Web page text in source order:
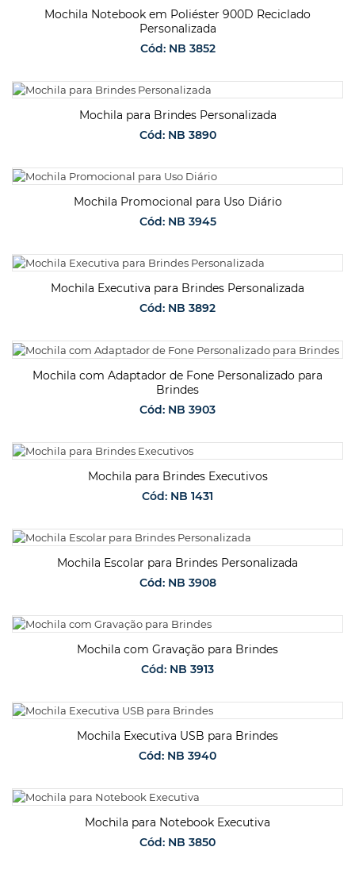
Mochila Notebook em Poliéster 900D Reciclado
Personalizada
Cód: NB 3852
SOLICITAR ORÇAMENTO
Mochila para Brindes Personalizada
Cód: NB 3890
SOLICITAR ORÇAMENTO
Mochila Promocional para Uso Diário
Cód: NB 3945
SOLICITAR ORÇAMENTO
Mochila Executiva para Brindes Personalizada
Cód: NB 3892
SOLICITAR ORÇAMENTO
Mochila com Adaptador de Fone Personalizado para
Brindes
Cód: NB 3903
SOLICITAR ORÇAMENTO
Mochila para Brindes Executivos
Cód: NB 1431
SOLICITAR ORÇAMENTO
Mochila Escolar para Brindes Personalizada
Cód: NB 3908
SOLICITAR ORÇAMENTO
Mochila com Gravação para Brindes
Cód: NB 3913
SOLICITAR ORÇAMENTO
Mochila Executiva USB para Brindes
Cód: NB 3940
SOLICITAR ORÇAMENTO
Mochila para Notebook Executiva
Cód: NB 3850